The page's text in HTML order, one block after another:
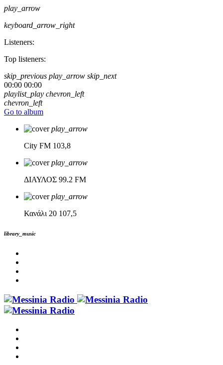
play_arrow
keyboard_arrow_right
Listeners:
Top listeners:
skip_previous play_arrow skip_next
00:00 00:00
playlist_play chevron_left
chevron_left
Go to album
play_arrow
City FM 103,8
play_arrow
ΔΙΑΥΛΟΣ 99.2 FM
play_arrow
Κανάλι 20 107,5
library_music